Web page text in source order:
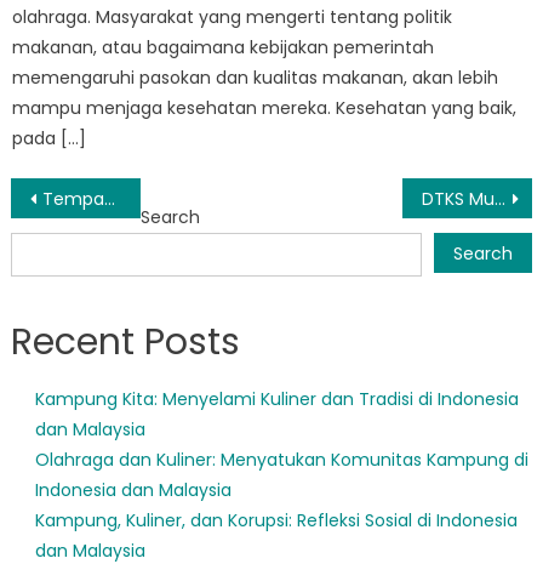
olahraga. Masyarakat yang mengerti tentang politik
makanan, atau bagaimana kebijakan pemerintah
memengaruhi pasokan dan kualitas makanan, akan lebih
mampu menjaga kesehatan mereka. Kesehatan yang baik,
pada […]
Post
navigation
Tempat Wisata yang Menarik untuk Dikunjungi di PKH Muba DTKS Muba: Destinasi Wajib Dikunjungi Para Pecinta Alam
Search
Search
Recent Posts
Kampung Kita: Menyelami Kuliner dan Tradisi di Indonesia
dan Malaysia
Olahraga dan Kuliner: Menyatukan Komunitas Kampung di
Indonesia dan Malaysia
Kampung, Kuliner, dan Korupsi: Refleksi Sosial di Indonesia
dan Malaysia